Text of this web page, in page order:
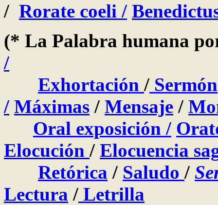
/ Rorate coeli /
(* La Palabra humana
/
Exhortación / Sermón
/ Máximas / Mensaje /
Oral exposición /
Elocución / Elocuencia
Retórica / Saludo /
Lectura / Letrilla